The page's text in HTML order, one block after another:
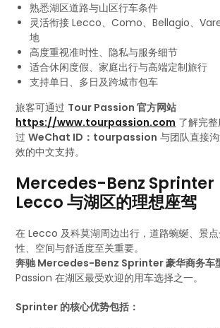
熟悉湖区道路与山区行车条件
灵活衔接 Lecco、Como、Bellagio、
地
高度重视准时性、隐私与服务细节
适合休闲度假、家庭出行与高端定制旅行
支持单日、多日及跨城市包车
旅客可通过 Tour Passion 官方网站
https://www.tourpassion.com 了解完
过WeChat ID：tourpassion 与团队直接
效的中文支持。
Mercedes-Benz Sprinter
Lecco 与湖区的理想座驾
在 Lecco 及科莫湖周边出行，道路蜿蜒、景
性、空间与舒适度至关重要。
奔驰 Mercedes-Benz Sprinter 豪华商务车
Passion 在湖区最受欢迎的用车选择之一。
Sprinter 的核心优势包括：